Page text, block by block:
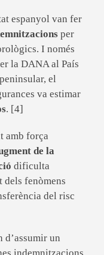
espanyol van fer
per
I només
la DANA al País
el
va estimar
. [4]
amb força
de la
dificulta
fenòmens
del risc
d’assumir un